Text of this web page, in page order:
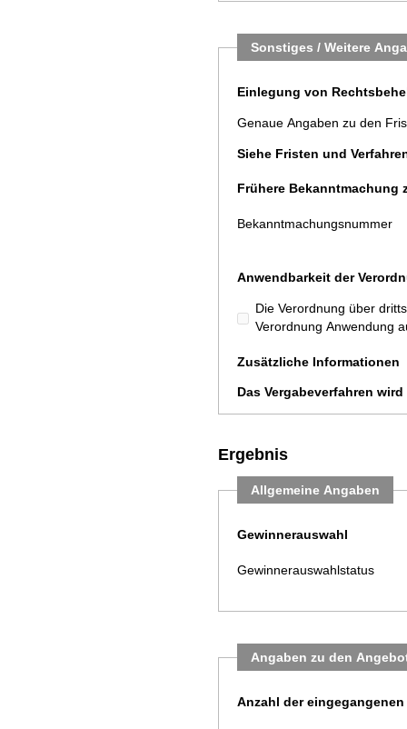
Sonstiges / Weitere
Einlegung von
Genaue Angaben zu den
Siehe Fristen und
Frühere Bekanntmachung
Bekanntmachungsnummer
Anwendbarkeit der
Die Verordnung über
Verordnung Anwendung
Zusätzliche Informationen
Das Vergabeverfahren
Ergebnis
Allgemeine Angaben
Gewinnerauswahl
Gewinnerauswahlstatus
Angaben zu den
Anzahl der